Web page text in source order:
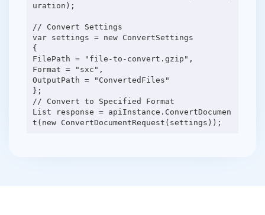
uration);
// Convert Settings
var settings = new ConvertSettings
{
FilePath = "file-to-convert.gzip",
Format = "sxc",
OutputPath = "ConvertedFiles"
};
// Convert to Specified Format
List response = apiInstance.ConvertDocumen